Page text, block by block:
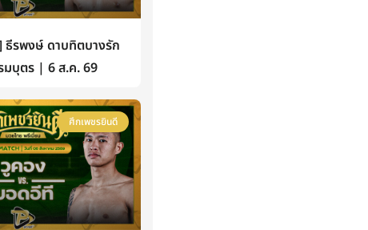
ธีรพงษ์ ดาบทิตบางรัก
มบุตร | 6 ส.ค. 69
ศึกเพชรยินดี